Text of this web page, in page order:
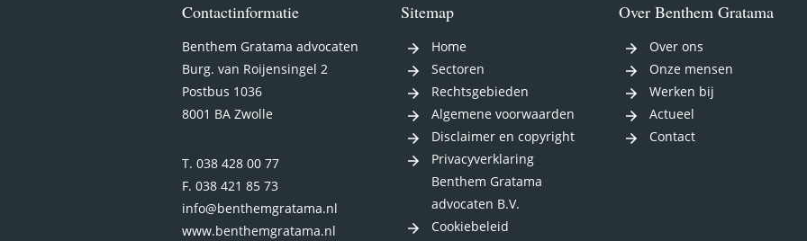
Contactinformatie
Benthem Gratama advocaten
Burg. van Roijensingel 2
Postbus 1036
8001 BA Zwolle
T. 038 428 00 77
F. 038 421 85 73
info@benthemgratama.nl
www.benthemgratama.nl
Sitemap
Home
Sectoren
Rechtsgebieden
Algemene voorwaarden
Disclaimer en copyright
Privacyverklaring
Benthem Gratama
advocaten B.V.
Cookiebeleid
Over Benthem Gratama
Over ons
Onze mensen
Werken bij
Actueel
Contact